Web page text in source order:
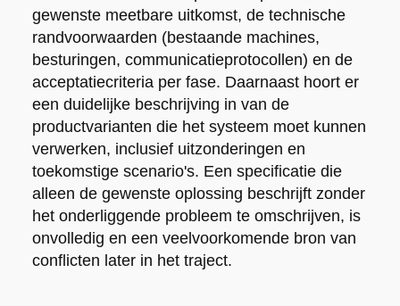
gewenste meetbare uitkomst, de technische
randvoorwaarden (bestaande machines,
besturingen, communicatieprotocollen) en de
acceptatiecriteria per fase. Daarnaast hoort er
een duidelijke beschrijving in van de
productvarianten die het systeem moet kunnen
verwerken, inclusief uitzonderingen en
toekomstige scenario's. Een specificatie die
alleen de gewenste oplossing beschrijft zonder
het onderliggende probleem te omschrijven, is
onvolledig en een veelvoorkomende bron van
conflicten later in het traject.